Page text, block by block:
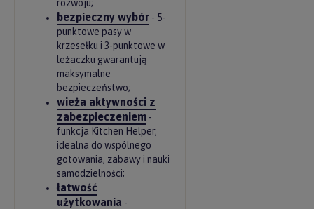
rozwoju;
bezpieczny wybór - 5-
punktowe pasy w
krzesełku i 3-punktowe w
leżaczku gwarantują
maksymalne
bezpieczeństwo;
wieża aktywności z
zabezpieczeniem -
funkcja Kitchen Helper,
idealna do wspólnego
gotowania, zabawy i nauki
samodzielności;
łatwość
użytkowania -